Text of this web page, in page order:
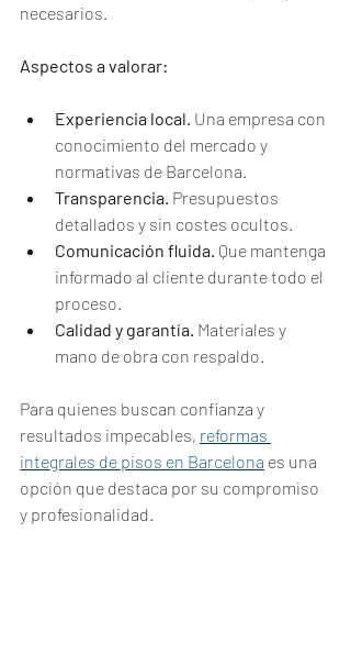
necesarios.
Aspectos a valorar:
Experiencia local. Una empresa con
conocimiento del mercado y
normativas de Barcelona.
Transparencia. Presupuestos
detallados y sin costes ocultos.
Comunicación fluida. Que mantenga
informado al cliente durante todo el
proceso.
Calidad y garantía. Materiales y
mano de obra con respaldo.
Para quienes buscan confianza y
resultados impecables, reformas
integrales de pisos en Barcelona es una
opción que destaca por su compromiso
y profesionalidad.